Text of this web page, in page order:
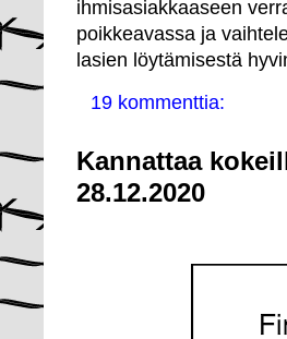
ihmisasiakkaaseen
poikkeavassa ja
lasien löytämisestä
19 kommenttia:
Kannattaa
28.12.2020